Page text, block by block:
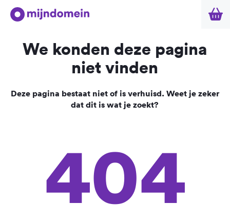
We konden deze pagina
niet vinden
Deze pagina bestaat niet of is verhuisd. Weet je zeker
dat dit is wat je zoekt?
404